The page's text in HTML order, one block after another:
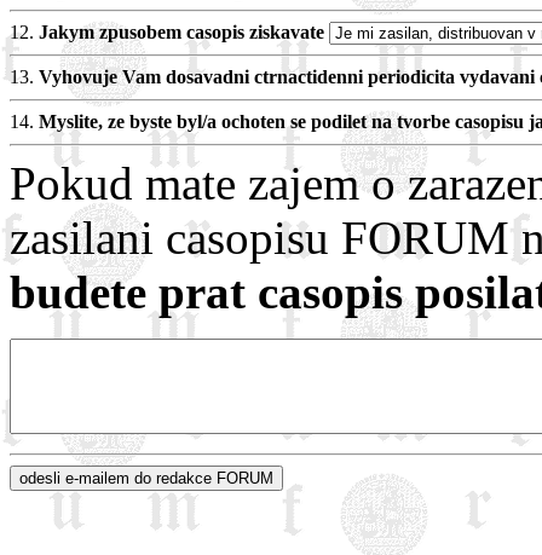
12. Jakym zpusobem casopis ziskavate
13. Vyhovuje Vam dosavadni ctrnactidenni periodicita vydavani
14. Myslite, ze byste byl/a ochoten se podilet na tvorbe casopisu
Pokud mate zajem o
zasilani casopisu FORUM
budete prat casopis